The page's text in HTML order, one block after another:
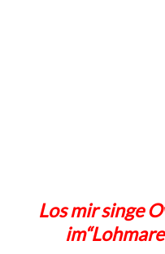
Los mir singe